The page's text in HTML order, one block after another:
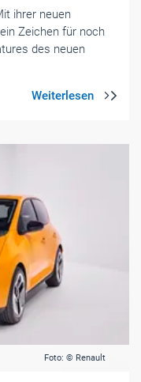
ihrer neuen
Zeichen für noch
des neuen
Foto: © Renault